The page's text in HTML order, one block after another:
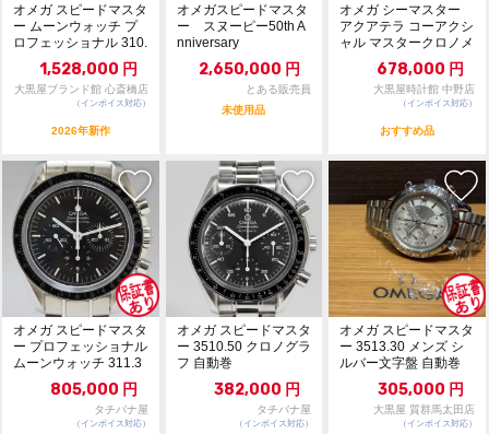
オメガ スピードマスタ
ー ムーンウォッチ プ
ロフェッショナル 310.
1,528,000 円
大黒屋ブランド館 心斎橋店
（インボイス対応）
2026年新作
オメガスピードマスタ
ー スヌーピー50th A
nniversary
2,650,000 円
とある販売員
未使用品
オメガ シーマスター
アクアテラ コーアクシ
ャル マスタークロノメ
678,000 円
大黒屋時計館 中野店
（インボイス対応）
おすすめ品
オメガ スピードマスタ
ー プロフェッショナル
ムーンウォッチ 311.3
0.42....
805,000 円
タチバナ屋
（インボイス対応）
オメガ スピードマスタ
ー 3510.50 クロノグラ
フ 自動巻
382,000 円
タチバナ屋
（インボイス対応）
オメガ スピードマスタ
ー 3513.30 メンズ シ
ルバー文字盤 自動巻
305,000 円
大黒屋 質群馬太田店
（インボイス対応）